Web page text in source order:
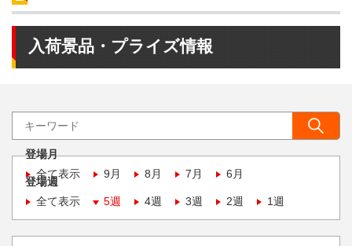
入荷景品・プライズ情報
登場月
全て表示
9月 8月 7月 6月
登場週
全て表示
5週 4週 3週 2週 1週